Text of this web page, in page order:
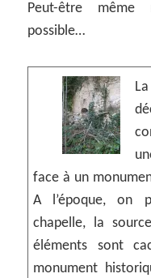
Peut-être même
possible…
face à un
A l’époque, on
chapelle, la
éléments sont
monument